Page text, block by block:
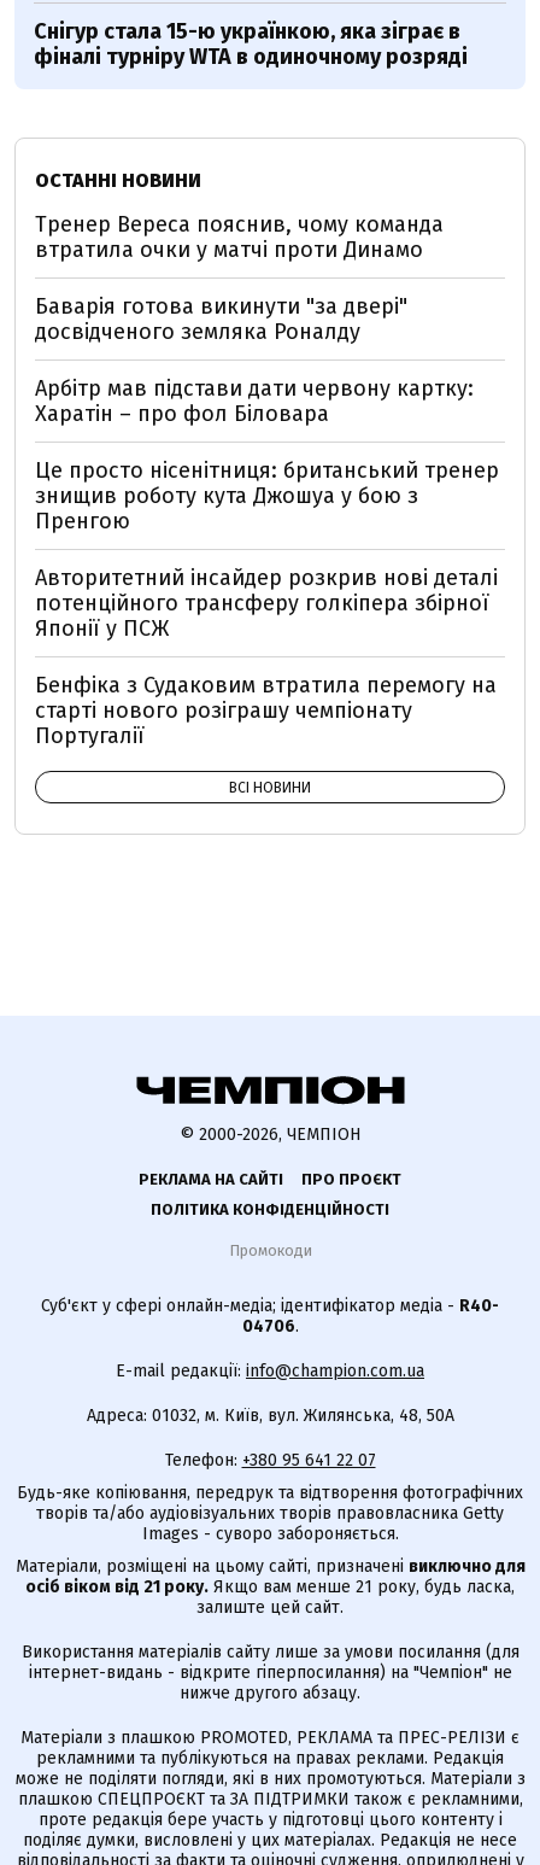
Снігур стала 15-ю українкою, яка зіграє в
фіналі турніру WTA в одиночному розряді
ОСТАННІ НОВИНИ
Тренер Вереса пояснив, чому команда
втратила очки у матчі проти Динамо
Баварія готова викинути "за двері"
досвідченого земляка Роналду
Арбітр мав підстави дати червону картку:
Харатін – про фол Біловара
Це просто нісенітниця: британський тренер
знищив роботу кута Джошуа у бою з
Пренгою
Авторитетний інсайдер розкрив нові деталі
потенційного трансферу голкіпера збірної
Японії у ПСЖ
Бенфіка з Судаковим втратила перемогу на
старті нового розіграшу чемпіонату
Португалії
ВСІ НОВИНИ
© 2000-2026, ЧЕМПІОН
РЕКЛАМА НА САЙТІ
ПРО ПРОЄКТ
ПОЛІТИКА КОНФІДЕНЦІЙНОСТІ
Промокоди
Суб'єкт у сфері онлайн-медіа; ідентифікатор медіа - R40-
04706.
E-mail редакції: info@champion.com.ua
Адреса: 01032, м. Київ, вул. Жилянська, 48, 50А
Телефон: +380 95 641 22 07
Будь-яке копіювання, передрук та відтворення фотографічних
творів та/або аудіовізуальних творів правовласника Getty
Images - суворо забороняється.
Матеріали, розміщені на цьому сайті, призначені виключно для
осіб віком від 21 року. Якщо вам менше 21 року, будь ласка,
залиште цей сайт.
Використання матеріалів сайту лише за умови посилання (для
інтернет-видань - відкрите гіперпосилання) на "Чемпіон" не
нижче другого абзацу.
Матеріали з плашкою PROMOTED, РЕКЛАМА та ПРЕС-РЕЛІЗИ є
рекламними та публікуються на правах реклами. Редакція
може не поділяти погляди, які в них промотуються. Матеріали з
плашкою СПЕЦПРОЄКТ та ЗА ПІДТРИМКИ також є рекламними,
проте редакція бере участь у підготовці цього контенту і
поділяє думки, висловлені у цих матеріалах. Редакція не несе